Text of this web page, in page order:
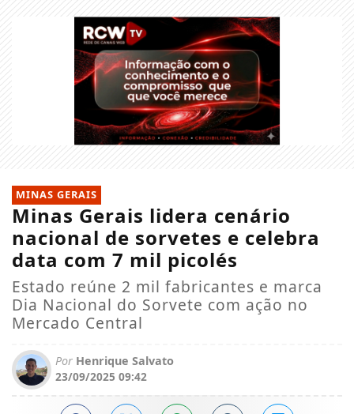
MINAS GERAIS
Minas Gerais lidera cenário
nacional de sorvetes e celebra
data com 7 mil picolés
Estado reúne 2 mil fabricantes e marca
Dia Nacional do Sorvete com ação no
Mercado Central
Por Henrique Salvato
23/09/2025 09:42